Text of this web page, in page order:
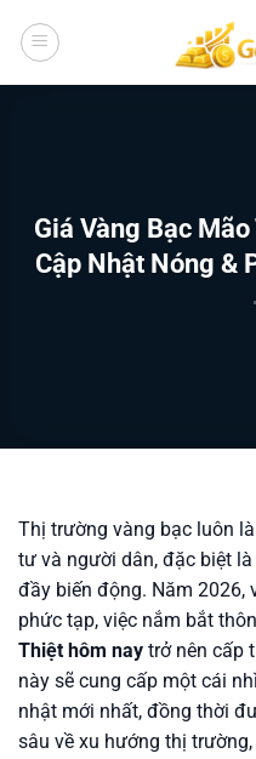
qua
Giá Vàng Bạc
Cập Nhật Nóng &
Thị trường vàng bạc luôn
tư và người dân, đặc biệt
đầy biến động. Năm 2026,
phức tạp, việc nắm bắt
Thiệt hôm nay trở nên cấp
này sẽ cung cấp một cái
nhật mới nhất, đồng thời
sâu về xu hướng thị